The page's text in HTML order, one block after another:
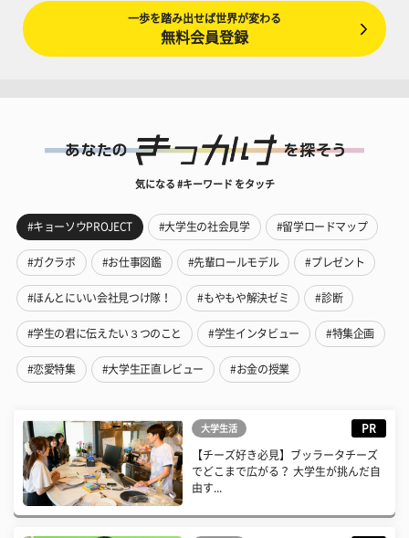
一歩を踏み出せば世界が変わる
無料会員登録
気になる #キーワード をタッチ
#キョーソウPROJECT #大学生の社会見学 #留学ロードマップ
#ガクラボ #お仕事図鑑 #先輩ロールモデル #プレゼント
#ほんとにいい会社見つけ隊！ #もやもや解決ゼミ #診断
#学生の君に伝えたい３つのこと #学生インタビュー #特集企画
#恋愛特集 #大学生正直レビュー #お金の授業
大学生活 PR
【チーズ好き必見】ブッラータチーズ
でどこまで広がる？ 大学生が挑んだ自
由す...